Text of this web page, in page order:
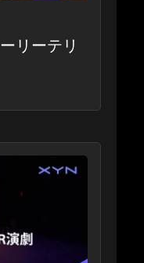
リーテリ